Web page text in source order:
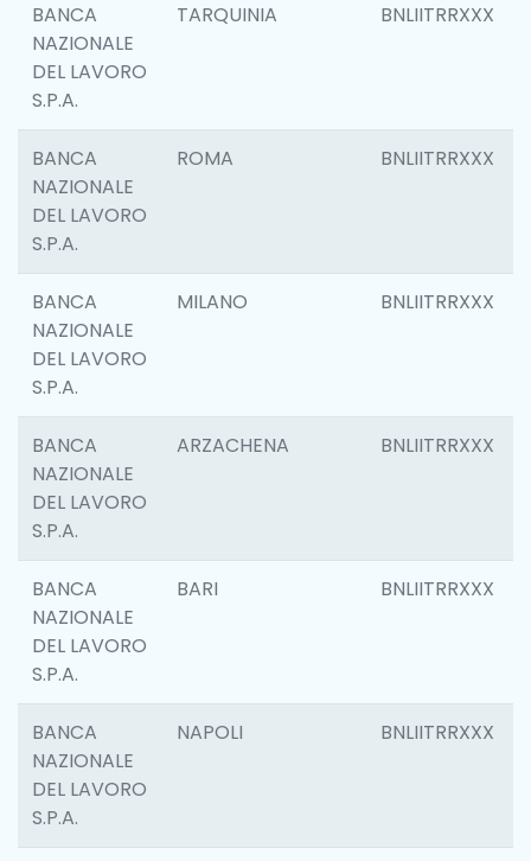
BANCA
NAZIONALE
DEL LAVORO
S.P.A.
TARQUINIA BNLIITRRXXX
BANCA
NAZIONALE
DEL LAVORO
S.P.A.
ROMA BNLIITRRXXX
BANCA
NAZIONALE
DEL LAVORO
S.P.A.
MILANO BNLIITRRXXX
BANCA
NAZIONALE
DEL LAVORO
S.P.A.
ARZACHENA BNLIITRRXXX
BANCA
NAZIONALE
DEL LAVORO
S.P.A.
BARI BNLIITRRXXX
BANCA
NAZIONALE
DEL LAVORO
S.P.A.
NAPOLI BNLIITRRXXX